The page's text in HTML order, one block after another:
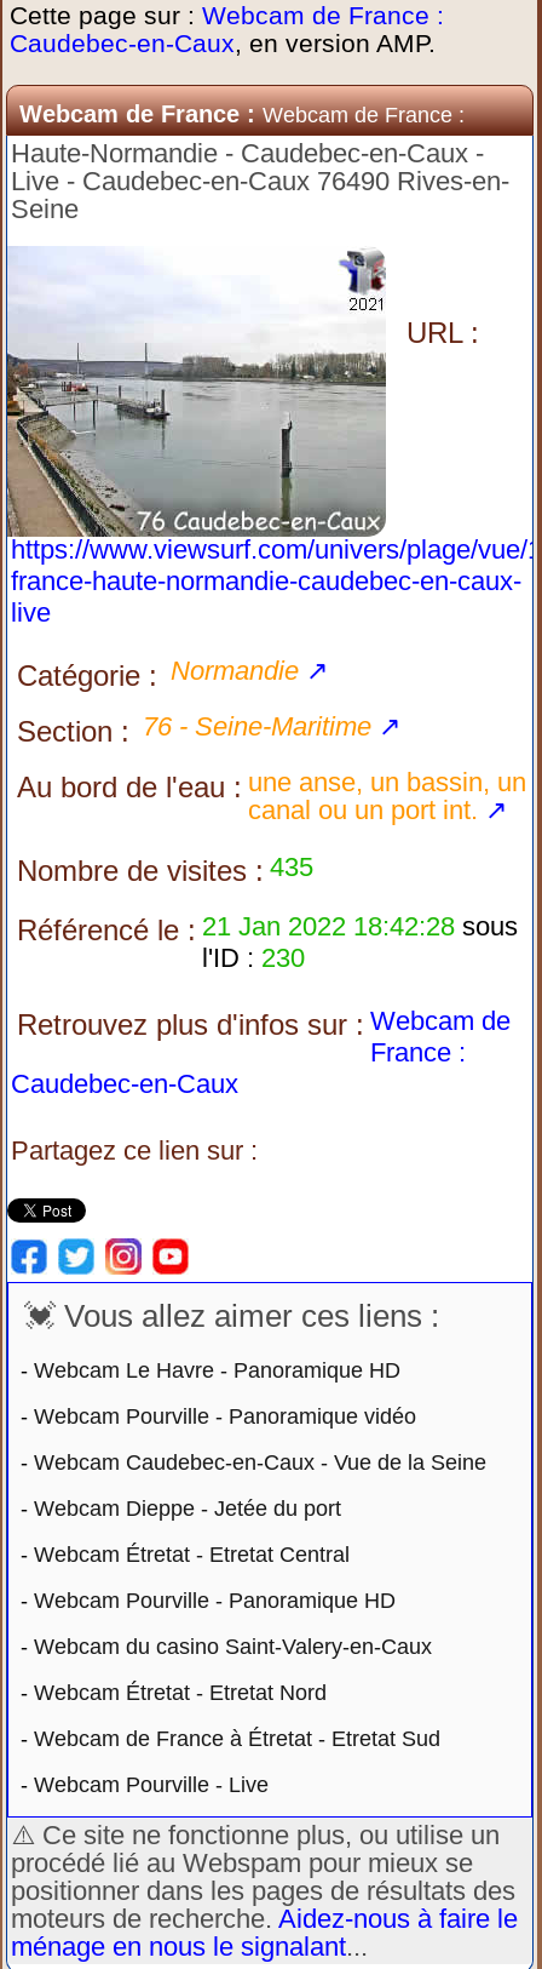
Cette page sur :Webcam de France :
Caudebec-en-Caux, en version AMP.
Webcam de France :Webcam de France :
Caudebec-en-Caux
Haute-Normandie - Caudebec-en-Caux -
Live - Caudebec-en-Caux 76490 Rives-en-
Seine
URL :
https://www.viewsurf.com/univers/plage/vue/
france-haute-normandie-caudebec-en-caux-
live
Catégorie : Normandie ↗
Section : 76 - Seine-Maritime ↗
Au bord de l'eau : une anse, un bassin, un
canal ou un port int. ↗
Nombre de visites : 435
Référencé le : 21 Jan 2022 18:42:28 sous
l'ID : 230
Retrouvez plus d'infos sur : Webcam de
France :
Caudebec-en-Caux
Partagez ce lien sur :
💓 Vous allez aimer ces liens :
-Webcam Le Havre - Panoramique HD
-Webcam Pourville - Panoramique vidéo
-Webcam Caudebec-en-Caux - Vue de la Seine
-Webcam Dieppe - Jetée du port
-Webcam Étretat - Etretat Central
-Webcam Pourville - Panoramique HD
-Webcam du casino Saint-Valery-en-Caux
-Webcam Étretat - Etretat Nord
-Webcam de France à Étretat - Etretat Sud
-Webcam Pourville - Live
⚠️ Ce site ne fonctionne plus, ou utilise un
procédé lié au Webspam pour mieux se
positionner dans les pages de résultats des
moteurs de recherche.Aidez-nous à faire le
ménage en nous le signalant...